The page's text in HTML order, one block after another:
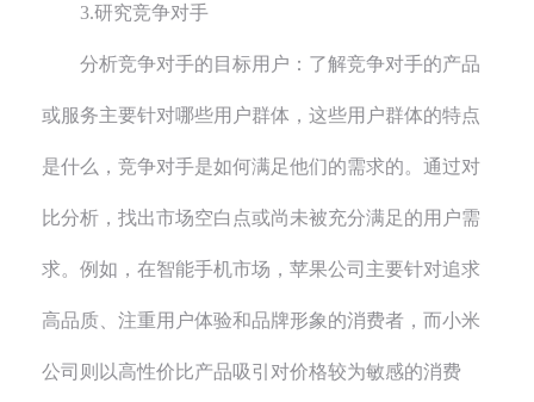
3.研究竞争对手
分析竞争对手的目标用户：了解竞争对手的产品
或服务主要针对哪些用户群体，这些用户群体的特点
是什么，竞争对手是如何满足他们的需求的。通过对
比分析，找出市场空白点或尚未被充分满足的用户需
求。例如，在智能手机市场，苹果公司主要针对追求
高品质、注重用户体验和品牌形象的消费者，而小米
公司则以高性价比产品吸引对价格较为敏感的消费